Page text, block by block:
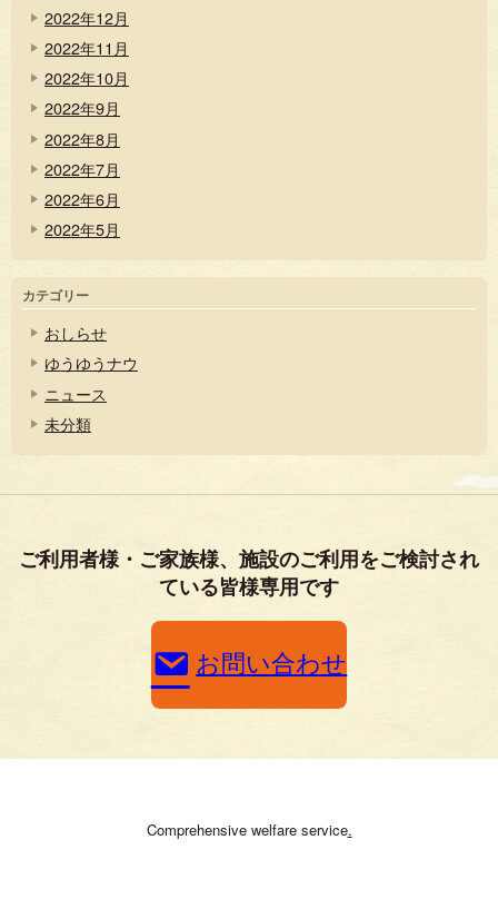
2022年12月
2022年11月
2022年10月
2022年9月
2022年8月
2022年7月
2022年6月
2022年5月
カテゴリー
おしらせ
ゆうゆうナウ
ニュース
未分類
ご利用者様・ご家族様、施設のご利用をご検討され
ている皆様専用です
お問い合わせ
Comprehensive welfare service.